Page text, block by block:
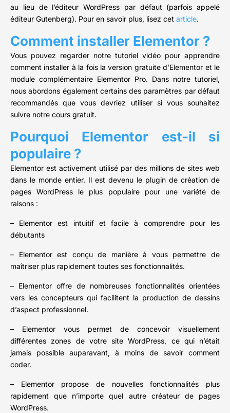
au lieu de l’éditeur WordPress par défaut (parfois appelé
éditeur Gutenberg). Pour en savoir plus, lisez cet article.
Comment installer Elementor ?
Vous pouvez regarder notre tutoriel vidéo pour apprendre
comment installer à la fois la version gratuite d’Elementor et le
module complémentaire Elementor Pro. Dans notre tutoriel,
nous abordons également certains des paramètres par défaut
recommandés que vous devriez utiliser si vous souhaitez
suivre notre cours gratuit.
Pourquoi Elementor est-il si
populaire ?
Elementor est activement utilisé par des millions de sites web
dans le monde entier. Il est devenu le plugin de création de
pages WordPress le plus populaire pour une variété de
raisons :
– Elementor est intuitif et facile à comprendre pour les
débutants
– Elementor est conçu de manière à vous permettre de
maîtriser plus rapidement toutes ses fonctionnalités.
– Elementor offre de nombreuses fonctionnalités orientées
vers les concepteurs qui facilitent la production de dessins
d’aspect professionnel.
– Elementor vous permet de concevoir visuellement
différentes zones de votre site WordPress, ce qui n’était
jamais possible auparavant, à moins de savoir comment
coder.
– Elementor propose de nouvelles fonctionnalités plus
rapidement que n’importe quel autre créateur de pages
WordPress.